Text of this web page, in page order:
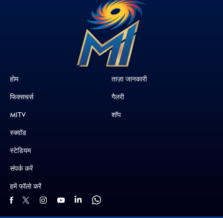
होम
फिक्सचर्स
MITV
स्क्वॉड
ताज़ा जानकारी
गैलरी
शॉप
स्टेडियम
संपर्क करें
हमें फॉलो करें